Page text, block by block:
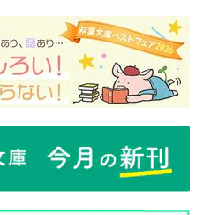
り出される持論は説得力満点。まだ
ら！ 読むだけで前向きになれる一